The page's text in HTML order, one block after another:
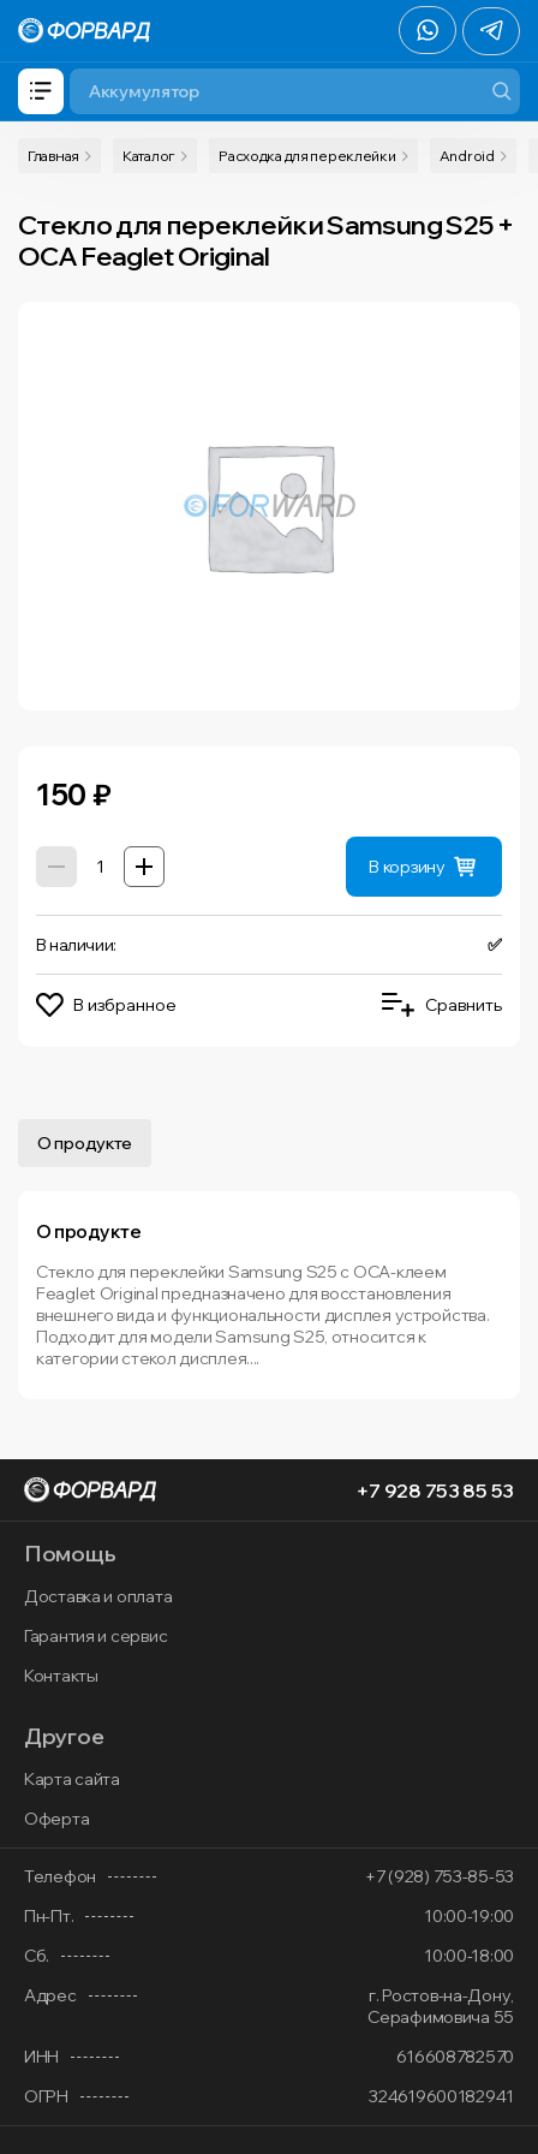
Главная Каталог Расходка для переклейки Android
Стекло для переклейки Samsung S25 +
OCA Feaglet Original
150 ₽
В корзину
В наличии: ✅
В избранное Сравнить
О продукте
О продукте
Стекло для переклейки Samsung S25 с OCA-клеем
Feaglet Original предназначено для восстановления
внешнего вида и функциональности дисплея устройства.
Подходит для модели Samsung S25, относится к
категории стекол дисплея....
+7 928 753 85 53
Помощь
Доставка и оплата
Гарантия и сервис
Контакты
Другое
Карта сайта
Оферта
Телефон
+7 (928) 753-85-53
Пн-Пт.
10:00-19:00
Сб.
10:00-18:00
Адрес
г. Ростов-на-Дону,
Серафимовича 55
ИНН
616608782570
ОГРН
324619600182941